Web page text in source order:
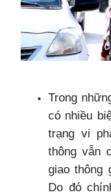
Trong
có nhiều
trạng vi
thông vẫn
giao thông
Do đó